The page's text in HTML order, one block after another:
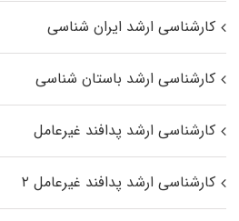
کارشناسی ارشد ایران شناسی
کارشناسی ارشد باستان شناسی
کارشناسی ارشد پدافند غیرعامل
کارشناسی ارشد پدافند غیرعامل ۲